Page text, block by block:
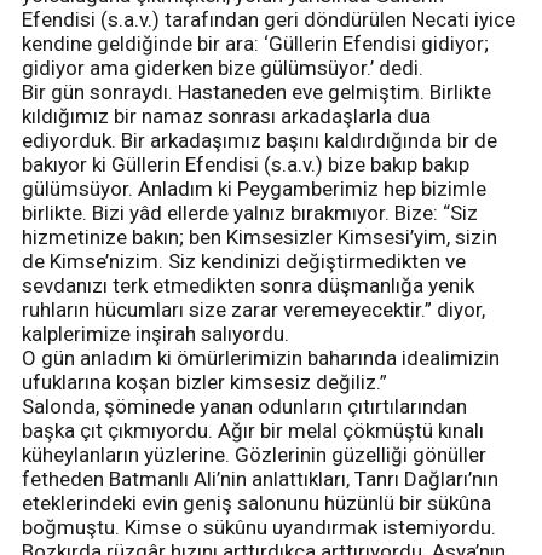
Efendisi (s.a.v.) tarafından geri döndürülen Necati iyice
kendine geldiğinde bir ara: ‘Güllerin Efendisi gidiyor;
gidiyor ama giderken bize gülümsüyor.’ dedi.
Bir gün sonraydı. Hastaneden eve gelmiştim. Birlikte
kıldığımız bir namaz sonrası arkadaşlarla dua
ediyorduk. Bir arkadaşımız başını kaldırdığında bir de
bakıyor ki Güllerin Efendisi (s.a.v.) bize bakıp bakıp
gülümsüyor. Anladım ki Peygamberimiz hep bizimle
birlikte. Bizi yâd ellerde yalnız bırakmıyor. Bize: “Siz
hizmetinize bakın; ben Kimsesizler Kimsesi’yim, sizin
de Kimse’nizim. Siz kendinizi değiştirmedikten ve
sevdanızı terk etmedikten sonra düşmanlığa yenik
ruhların hücumları size zarar veremeyecektir.” diyor,
kalplerimize inşirah salıyordu.
O gün anladım ki ömürlerimizin baharında idealimizin
ufuklarına koşan bizler kimsesiz değiliz.”
Salonda, şöminede yanan odunların çıtırtılarından
başka çıt çıkmıyordu. Ağır bir melal çökmüştü kınalı
küheylanların yüzlerine. Gözlerinin güzelliği gönüller
fetheden Batmanlı Ali’nin anlattıkları, Tanrı Dağları’nın
eteklerindeki evin geniş salonunu hüzünlü bir sükûna
boğmuştu. Kimse o sükûnu uyandırmak istemiyordu.